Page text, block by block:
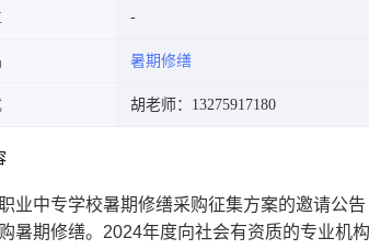
暑期修缮
胡老师：13275917180
业中专学校暑期修缮采购征集方案的邀请公告
暑期修缮。2024年度向社会有资质的专业机